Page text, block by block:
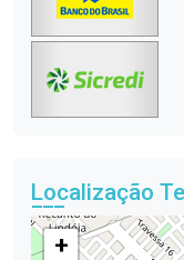
Localização
+